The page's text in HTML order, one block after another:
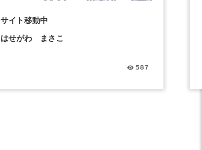
サイト移動中
はせがわ まさこ
587